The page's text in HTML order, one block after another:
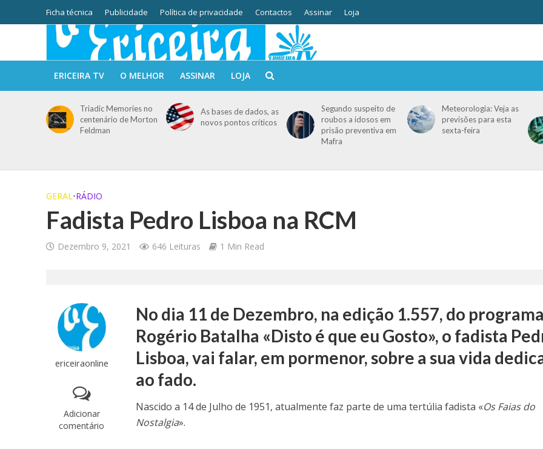
Ficha técnica Publicidade Política de privacidade Contactos Assinar Loja
ERICEIRA TV O MELHOR ASSINAR LOJA
Triadic Memories no
centenário de Morton
Feldman
As bases de dados, as
novos pontos críticos
Segundo suspeito de
roubos a idosos em
prisão preventiva em
Mafra
Meteorologia: Veja as
previsões para esta
sexta-feira
GERAL•RÁDIO
Fadista Pedro Lisboa na RCM
Dezembro 9, 2021 646 Leituras 1 Min Read
ericeiraonline
Adicionar
comentário
No dia 11 de Dezembro, na edição 1.557, do
Rogério Batalha «Disto é que eu Gosto», o fadista
Lisboa, vai falar, em pormenor, sobre a sua vida
ao fado.
Nascido a 14 de Julho de 1951, atualmente faz parte de uma tertúlia fadista «Os Faias do
Nostalgia».